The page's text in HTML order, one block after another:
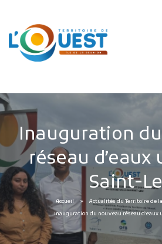
Espace Pédagogique
RECHERCHE
CALENDRIERS
Inauguration
réseau d’eaux
Saint-
Accueil
Actualités du Territoire de
Inauguration du nouveau réseau d’eaux